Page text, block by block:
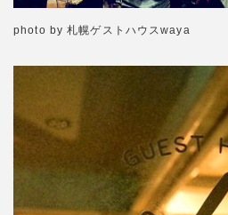
photo by 札幌ゲストハウスwaya